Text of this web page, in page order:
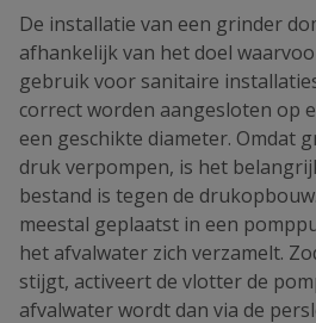
De installatie van een grinder
afhankelijk van het doel
gebruik voor sanitaire
correct worden aangesloten op
een geschikte diameter. Omdat
druk verpompen, is het
bestand is tegen de
meestal geplaatst in een
het afvalwater zich verzamelt.
stijgt, activeert de vlotter de
afvalwater wordt dan via de